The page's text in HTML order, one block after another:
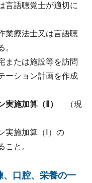
言語聴覚士が適切に
業療法士又は言語聴
。
または施設等を訪問
ーション計画を作成
施加算（Ⅱ）
（現
実施加算（Ⅰ）の
こと。
、口腔、栄養の一